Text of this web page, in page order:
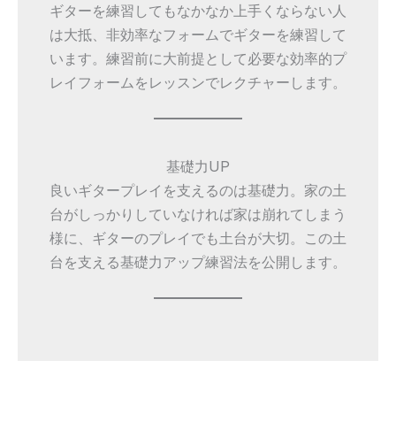
ギターを練習してもなかなか上手くならない人
は大抵、非効率なフォームでギターを練習して
います。練習前に大前提として必要な効率的プ
レイフォームをレッスンでレクチャーします。
基礎力UP
良いギタープレイを支えるのは基礎力。家の土
台がしっかりしていなければ家は崩れてしまう
様に、ギターのプレイでも土台が大切。この土
台を支える基礎力アップ練習法を公開します。